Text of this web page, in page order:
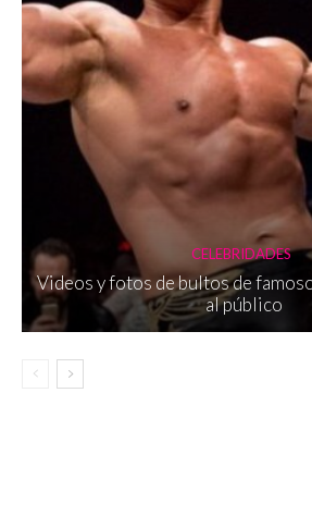
CELEBRIDADES
Videos y fotos de bultos de
al público